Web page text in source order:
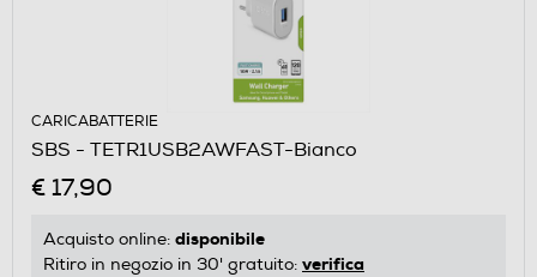
CARICABATTERIE
SBS - TETR1USB2AWFAST-Bianco
€ 17,90
Acquisto online: disponibile
Ritiro in negozio in 30' gratuito: verifica